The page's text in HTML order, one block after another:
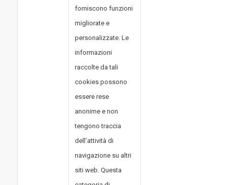
forniscono funzioni
migliorate e
personalizzate. Le
informazioni
raccolte da tali
cookies possono
essere rese
anonime e non
tengono traccia
dell’attività di
navigazione su altri
siti web. Questa